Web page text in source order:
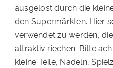
ausgelöst durch die
den Supermärkten. Hier
verwendet zu werden,
attraktiv riechen. Bitte
kleine Teile, Nadeln,